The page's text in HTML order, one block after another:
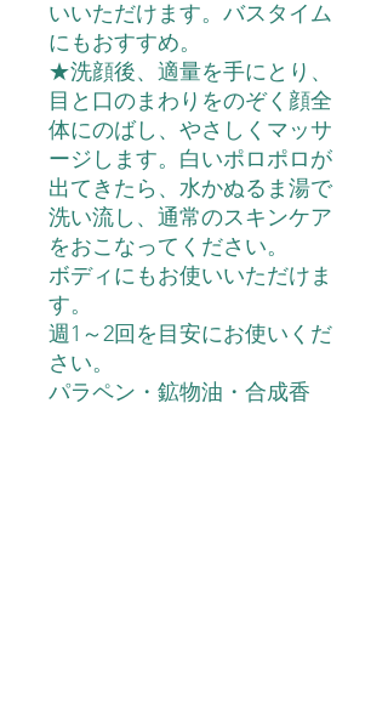
いいただけます。バスタイム
にもおすすめ。
★洗顔後、適量を手にとり、
目と口のまわりをのぞく顔全
体にのばし、やさしくマッサ
ージします。白いポロポロが
出てきたら、水かぬるま湯で
洗い流し、通常のスキンケア
をおこなってください。
ボディにもお使いいただけま
す。
週1～2回を目安にお使いくだ
さい。
パラペン・鉱物油・合成香